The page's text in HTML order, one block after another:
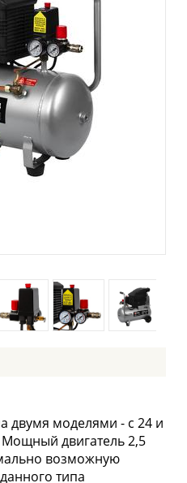
двумя моделями - с 24 и
двигатель 2,5
возможную
типа